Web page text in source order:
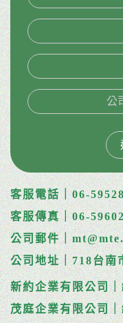
客服電話｜06-
客服傳真｜06-
公司郵件｜
公司地址｜718台南
新約企業有限公司
茂庭企業有限公司